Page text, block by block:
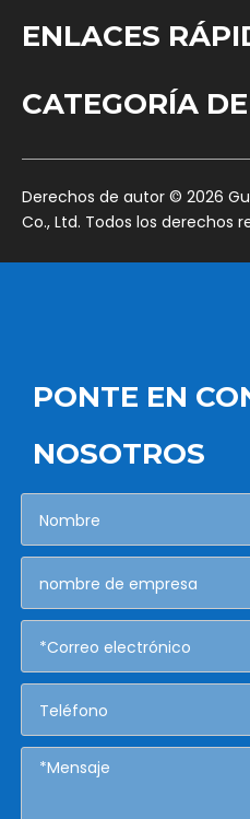
ENLACES
CATEGORÍA
​Derechos de autor © 2026
Co., Ltd. Todos los derechos
PONTE EN
NOSOTROS